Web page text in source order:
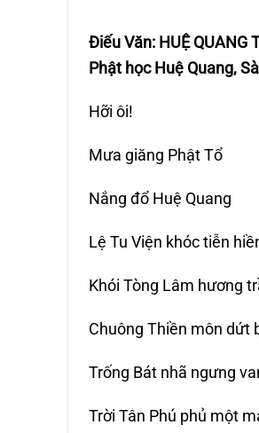
Điếu Văn: HUỆ
Phật học Huệ Quang,
Hỡi ôi!
Mưa giăng Phật Tổ
Nắng đổ Huệ Quang
Lệ Tu Viện khóc tiễn
Khói Tòng Lâm hương
Chuông Thiền môn dứt
Trống Bát nhã ngưng
Trời Tân Phú phủ một